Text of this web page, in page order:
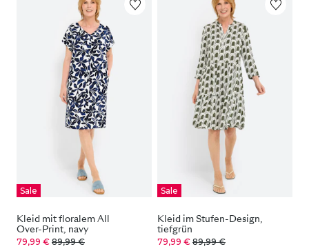
Sale
Kleid mit floralem All
Over-Print, navy
79,99 € 89,99 €
Sale
Kleid im Stufen-Design,
tiefgrün
79,99 € 89,99 €